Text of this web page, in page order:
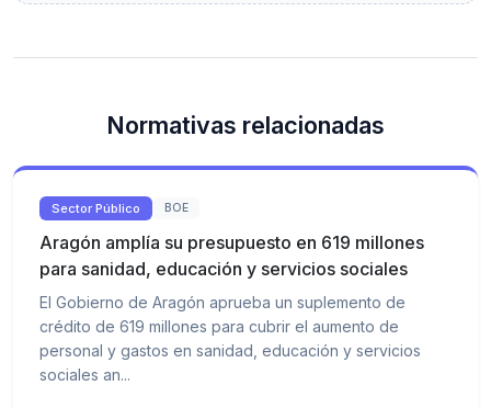
Normativas relacionadas
Sector Público BOE
Aragón amplía su presupuesto en 619 millones
para sanidad, educación y servicios sociales
El Gobierno de Aragón aprueba un suplemento de
crédito de 619 millones para cubrir el aumento de
personal y gastos en sanidad, educación y servicios
sociales an...